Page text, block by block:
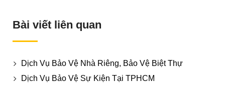
Bài viết liên quan
Dịch Vụ Bảo Vệ Nhà Riêng, Bảo Vệ Biệt Thự
Dịch Vụ Bảo Vệ Sự Kiện Tại TPHCM